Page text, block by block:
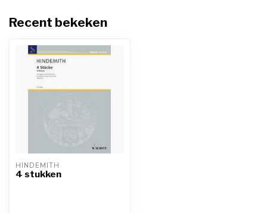
Recent bekeken
HINDEMITH
4 stukken